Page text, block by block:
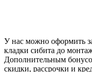
У нас можно оформить
кладки сибита до
Дополнительным
скидки, рассрочки и